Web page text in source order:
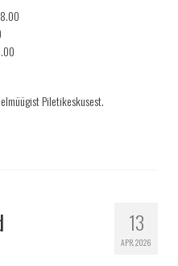
Piletikeskusest.
13
APR. 2026